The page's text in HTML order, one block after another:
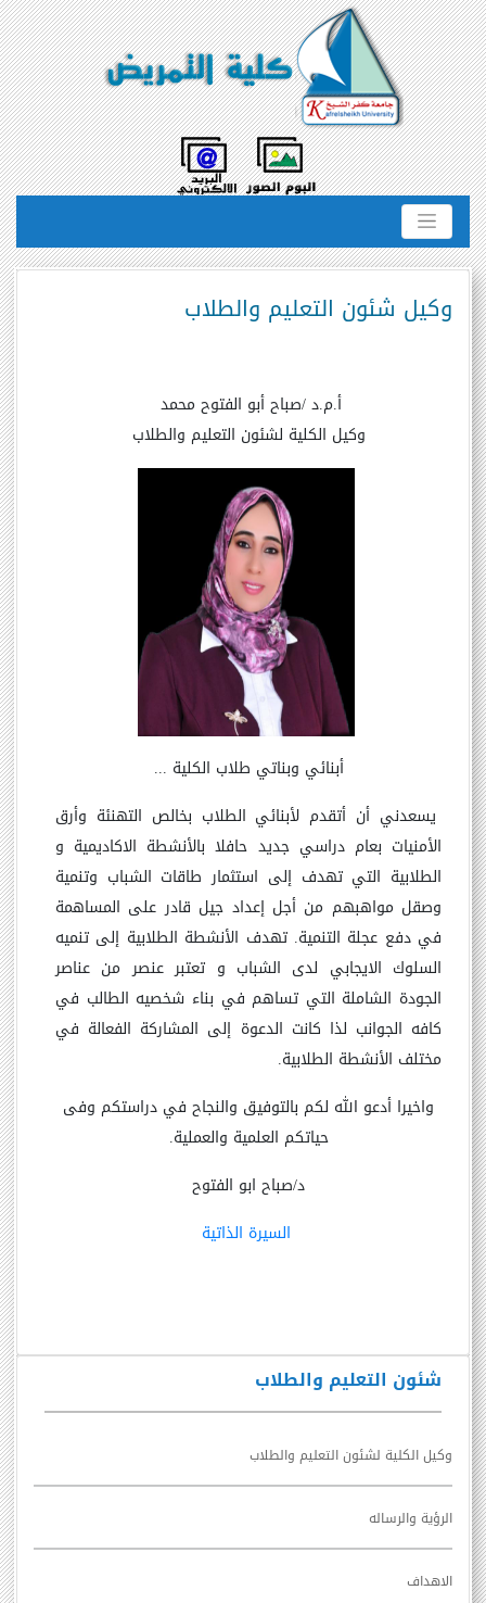
شئون التعليم والطلاب
وكيل الكلية لشئون التعليم والطلاب
الرؤية والرساله
الاهداف
وكيل شئون التعليم والطلاب
أ.م.د /صباح أبو الفتوح محمد
وكيل الكلية لشئون التعليم والطلاب
أبنائي وبناتي طلاب الكلية ...
يسعدني أن أتقدم لأبنائي الطلاب بخالص التهنئة وأرق
الأمنيات بعام دراسي جديد حافلا بالأنشطة الاكاديمية و
الطلابية التي تهدف إلى استثمار طاقات الشباب وتنمية
وصقل مواهبهم من أجل إعداد جيل قادر على المساهمة
في دفع عجلة التنمية. تهدف الأنشطة الطلابية إلى تنميه
السلوك الايجابي لدى الشباب و تعتبر عنصر من عناصر
الجودة الشاملة التي تساهم في بناء شخصيه الطالب في
كافه الجوانب لذا كانت الدعوة إلى المشاركة الفعالة في
مختلف الأنشطة الطلابية.
واخيرا أدعو الله لكم بالتوفيق والنجاح في دراستكم وفى
حياتكم العلمية والعملية.
د/صباح ابو الفتوح
السيرة الذاتية